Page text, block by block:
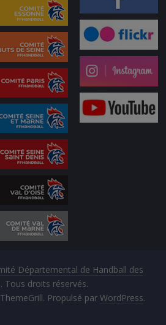
Départemental de Handball des
. Tous droits réservés.
Propulsé par WordPress.